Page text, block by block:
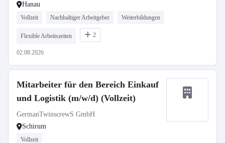
Hanau
Vollzeit Nachhaltiger Arbeitgeber Weiterbildungen
Flexible Arbeitszeiten 2
02.08.2026
Mitarbeiter für den Bereich Einkauf
und Logistik (m/w/d) (Vollzeit)
GermanTwinscrewS GmbH
Schirum
Vollzeit